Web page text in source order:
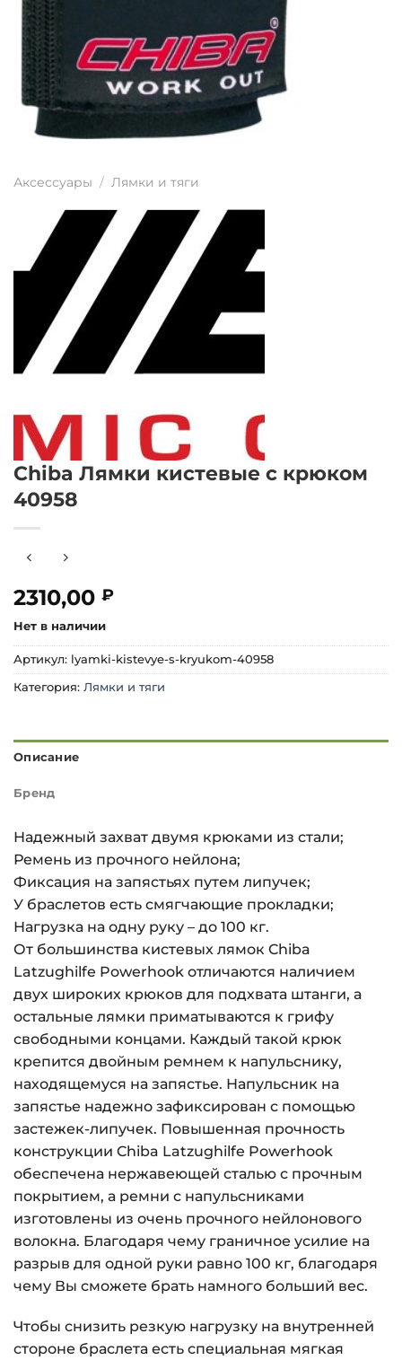
Аксессуары / Лямки и тяги
Chiba Лямки кистевые с крюком
40958
2310,00 ₽
Нет в наличии
Артикул: lyamki-kistevye-s-kryukom-40958
Категория: Лямки и тяги
Описание
Бренд
Надежный захват двумя крюками из стали;
Ремень из прочного нейлона;
Фиксация на запястьях путем липучек;
У браслетов есть смягчающие прокладки;
Нагрузка на одну руку – до 100 кг.
От большинства кистевых лямок Chiba
Latzughilfe Powerhook отличаются наличием
двух широких крюков для подхвата штанги, а
остальные лямки приматываются к грифу
свободными концами. Каждый такой крюк
крепится двойным ремнем к напульснику,
находящемуся на запястье. Напульсник на
запястье надежно зафиксирован с помощью
застежек-липучек. Повышенная прочность
конструкции Chiba Latzughilfe Powerhook
обеспечена нержавеющей сталью с прочным
покрытием, а ремни с напульсниками
изготовлены из очень прочного нейлонового
волокна. Благодаря чему граничное усилие на
разрыв для одной руки равно 100 кг, благодаря
чему Вы сможете брать намного больший вес.
Чтобы снизить резкую нагрузку на внутренней
стороне браслета есть специальная мягкая